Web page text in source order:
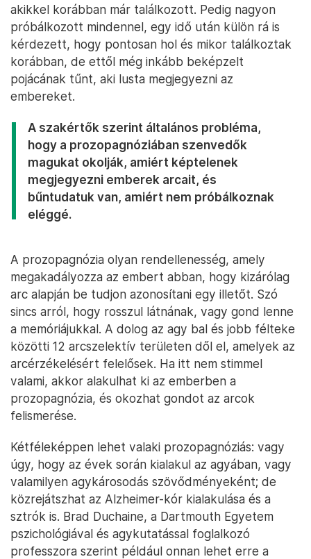
akikkel korábban már találkozott. Pedig nagyon
próbálkozott mindennel, egy idő után külön rá is
kérdezett, hogy pontosan hol és mikor találkoztak
korábban, de ettől még inkább beképzelt
pojácának tűnt, aki lusta megjegyezni az
embereket.
A szakértők szerint általános probléma,
hogy a prozopagnóziában szenvedők
magukat okolják, amiért képtelenek
megjegyezni emberek arcait, és
bűntudatuk van, amiért nem próbálkoznak
eléggé.
A prozopagnózia olyan rendellenesség, amely
megakadályozza az embert abban, hogy kizárólag
arc alapján be tudjon azonosítani egy illetőt. Szó
sincs arról, hogy rosszul látnának, vagy gond lenne
a memóriájukkal. A dolog az agy bal és jobb félteke
közötti 12 arcszelektív területen dől el, amelyek az
arcérzékelésért felelősek. Ha itt nem stimmel
valami, akkor alakulhat ki az emberben a
prozopagnózia, és okozhat gondot az arcok
felismerése.
Kétféleképpen lehet valaki prozopagnóziás: vagy
úgy, hogy az évek során kialakul az agyában, vagy
valamilyen agykárosodás szövődményeként; de
közrejátszhat az Alzheimer-kór kialakulása és a
sztrók is. Brad Duchaine, a Dartmouth Egyetem
pszichológiával és agykutatással foglalkozó
professzora szerint például onnan lehet erre a